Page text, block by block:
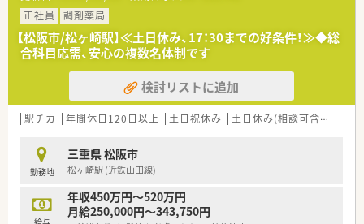
正社員
調剤薬局
【松阪市/松ヶ崎駅】≪土日休み、17：30までの好条件！≫◆総
合科目応需、安心の複数名体制です
検討リストに追加
駅チカ 年間休日120日以上 土日祝休み 土日休み(相談可含む)
勤務地
三重県 松阪市
松ヶ崎駅 (近鉄山田線)
年収450万円～520万円
月給250,000円～343,750円